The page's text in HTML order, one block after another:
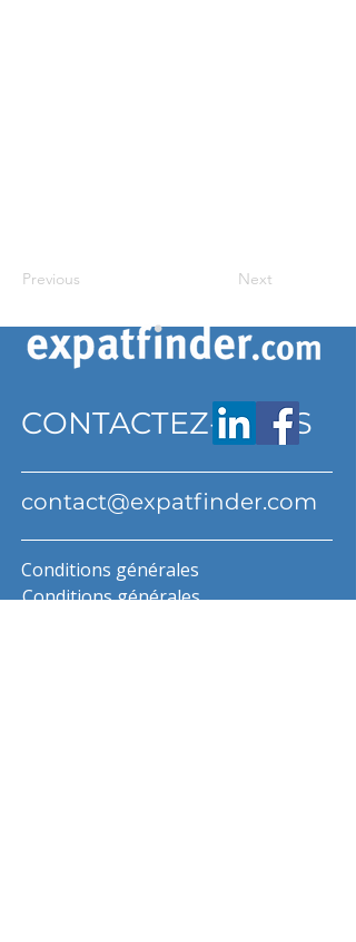
Previous Next
CONTACTEZ-NOUS
contact@expatfinder.com
Conditions générales
Conditions générales